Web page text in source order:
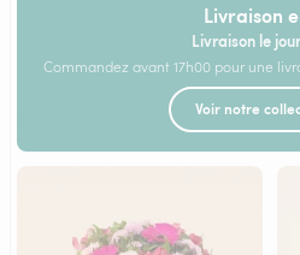
Livraison
Livraison le
Commandez avant 17h00 pour une
Voir notre